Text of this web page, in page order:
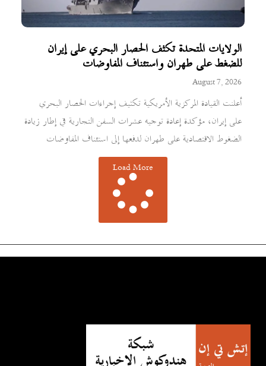
الولايات المتحدة تكثف الحصار البحري على إيران
للضغط على طهران واستئناف المفاوضات
August 7, 2026
أعلنت القيادة المركزية الأمريكية تكثيف إجراءات الحصار البحري
على إيران، مؤكدة إعادة توجيه عشرات السفن التجارية في إطار زيادة
الضغوط الاقتصادية على طهران لدفعها إلى استئناف المفاوضات
Load More